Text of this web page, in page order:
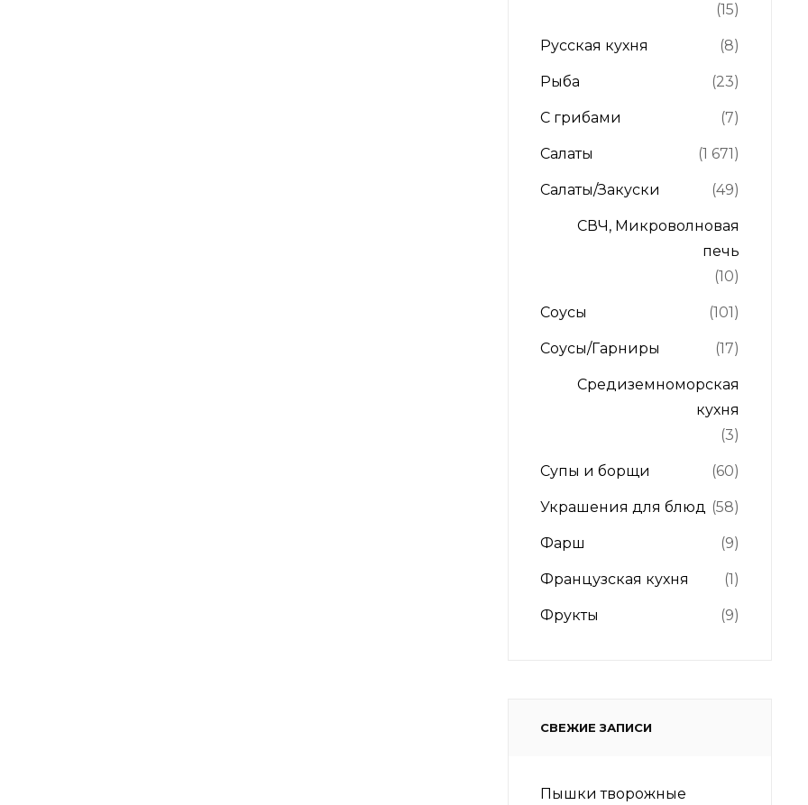
(15)
Русская кухня (8)
Рыба (23)
С грибами (7)
Салаты (1 671)
Салаты/Закуски (49)
СВЧ, Микроволновая
печь
(10)
Соусы (101)
Соусы/Гарниры (17)
Средиземноморская
кухня
(3)
Супы и борщи (60)
Украшения для блюд (58)
Фарш (9)
Французская кухня (1)
Фрукты (9)
СВЕЖИЕ ЗАПИСИ
Пышки творожные